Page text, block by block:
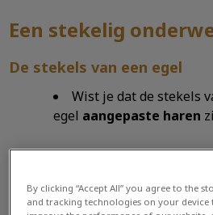
Een stekelig
De stekels van een egel
Wist je dat de stekels
egel aangepaste haren
Net als haar zijn de
By clicking “Accept All” you agree to the
and tracking technologies on your device